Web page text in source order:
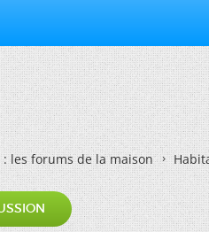
les forums de la maison